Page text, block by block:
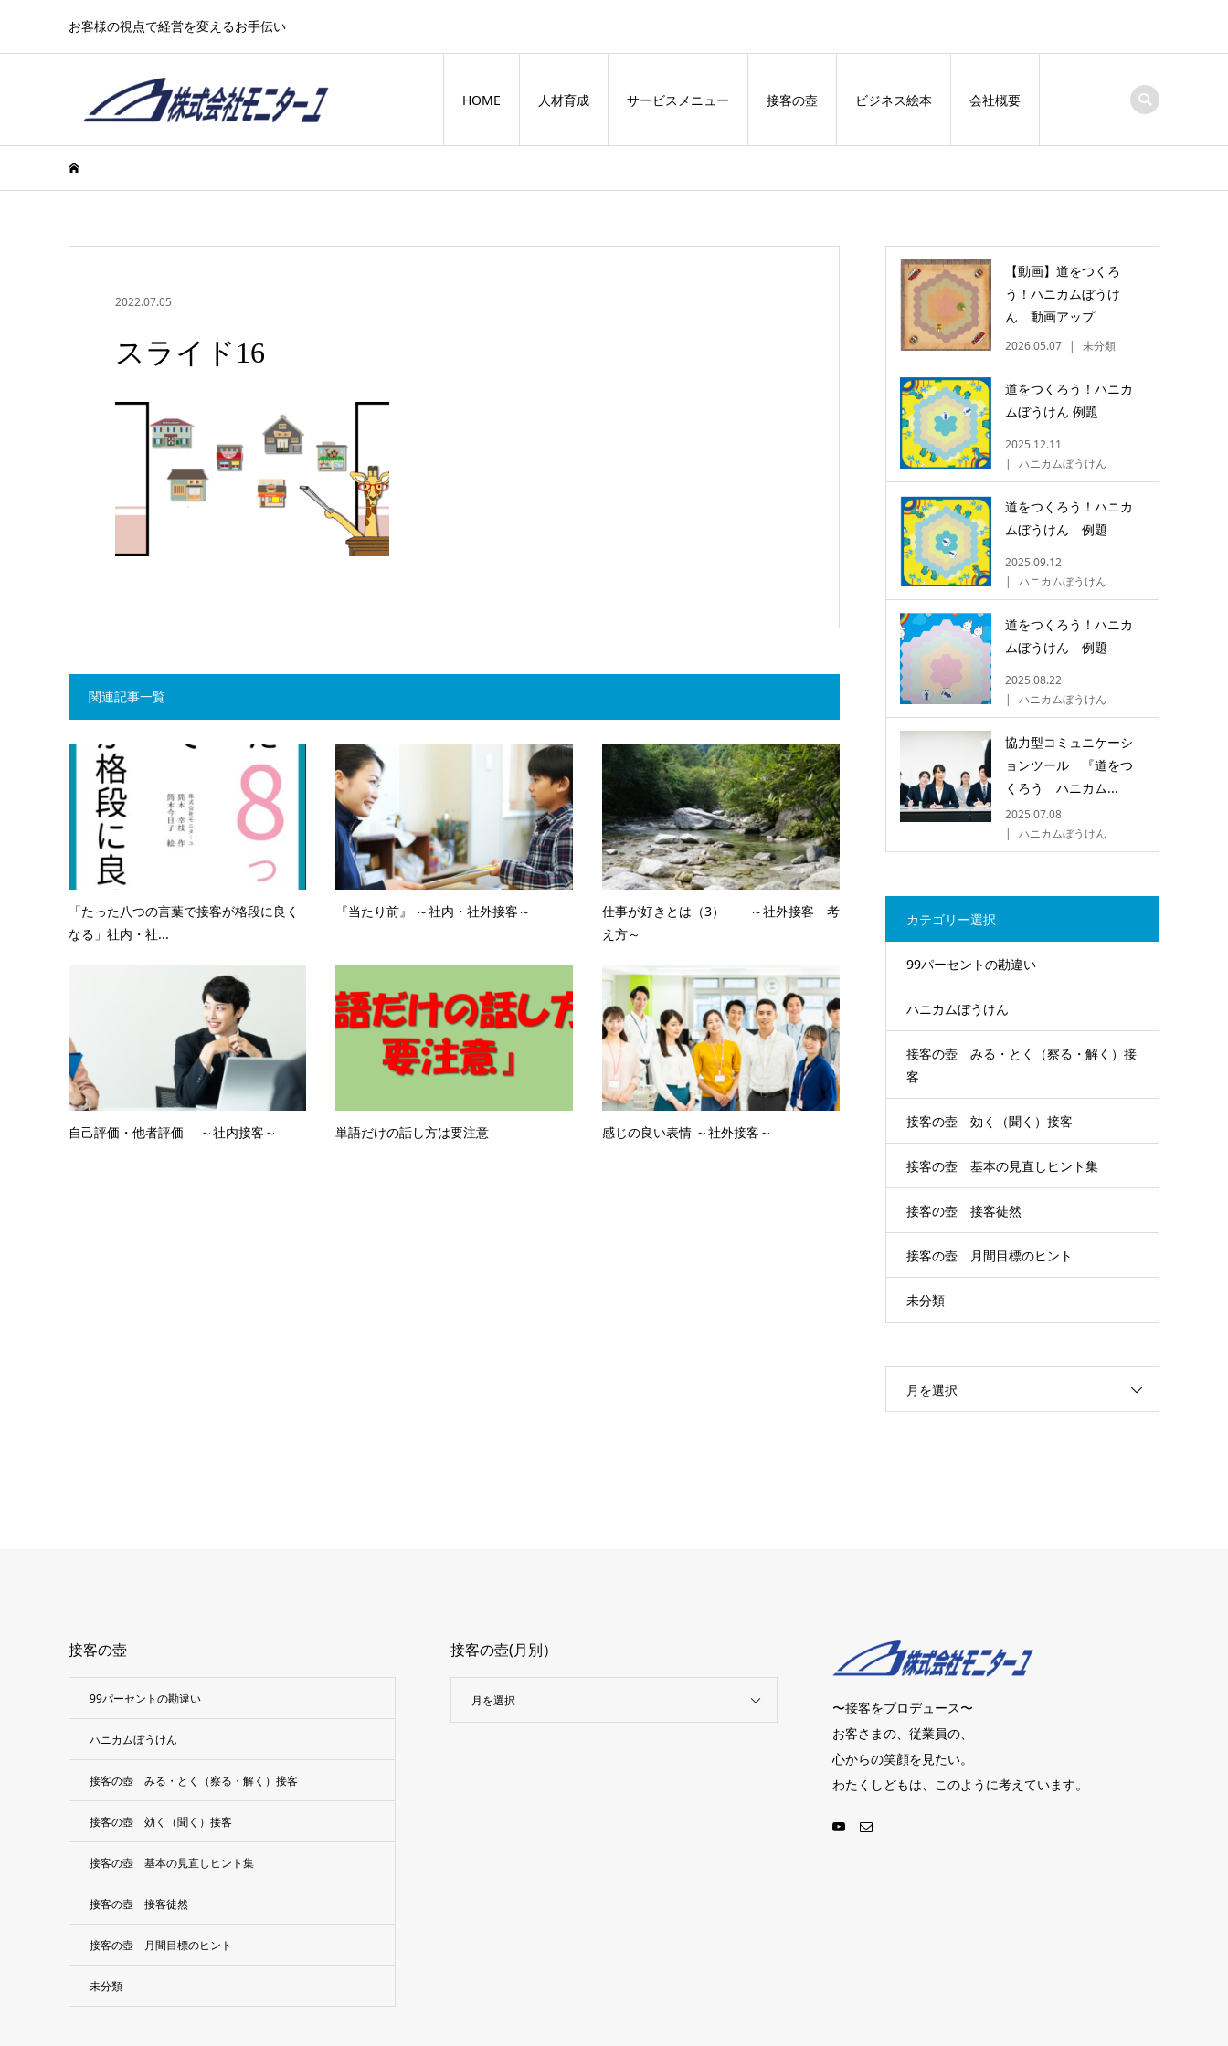
お客様の視点で経営を変えるお手伝い
HOME 人材育成 サービスメニュー 接客の壺 ビジネス絵本 会社概要
2022.07.05
スライド16
関連記事一覧
「たった八つの言葉で接客が格段に良く
なる」社内・社...
『当たり前』 ～社内・社外接客～
仕事が好きとは（3） ～社外接客 考
え方～
自己評価・他者評価 ～社内接客～ 単語だけの話し方は要注意 感じの良い表情 ～社外接客～
【動画】道をつくろ
う！ハニカムぼうけ
ん 動画アップ
2026.05.07 未分類
道をつくろう！ハニカ
ムぼうけん 例題
2025.12.11
ハニカムぼうけん
道をつくろう！ハニカ
ムぼうけん 例題
2025.09.12
ハニカムぼうけん
道をつくろう！ハニカ
ムぼうけん 例題
2025.08.22
ハニカムぼうけん
協力型コミュニケーシ
ョンツール 『道をつ
くろう ハニカム...
2025.07.08
ハニカムぼうけん
カテゴリー選択
99パーセントの勘違い
ハニカムぼうけん
接客の壺 みる・とく（察る・解く）接
客
接客の壺 効く（聞く）接客
接客の壺 基本の見直しヒント集
接客の壺 接客徒然
接客の壺 月間目標のヒント
未分類
月を選択
接客の壺
99パーセントの勘違い
ハニカムぼうけん
接客の壺 みる・とく（察る・解く）接客
接客の壺 効く（聞く）接客
接客の壺 基本の見直しヒント集
接客の壺 接客徒然
接客の壺 月間目標のヒント
未分類
接客の壺(月別）
月を選択
〜接客をプロデュース〜
お客さまの、従業員の、
心からの笑顔を見たい。
わたくしどもは、このように考えています。